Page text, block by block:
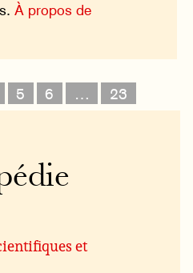
À propos de
5 6 … 23
et